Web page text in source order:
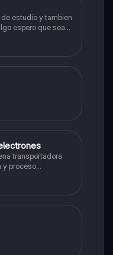
estudio y tambien
espero que sea
básico sobre el,
transportadora
y proceso
Incluye
complejos